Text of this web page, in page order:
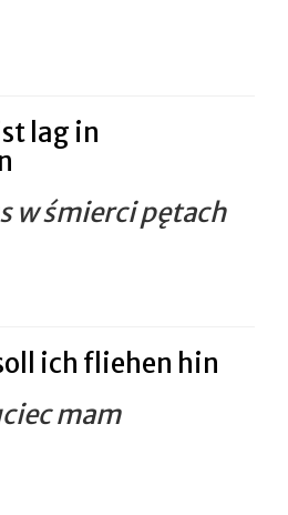
lag in
w śmierci pętach
ich fliehen hin
mam